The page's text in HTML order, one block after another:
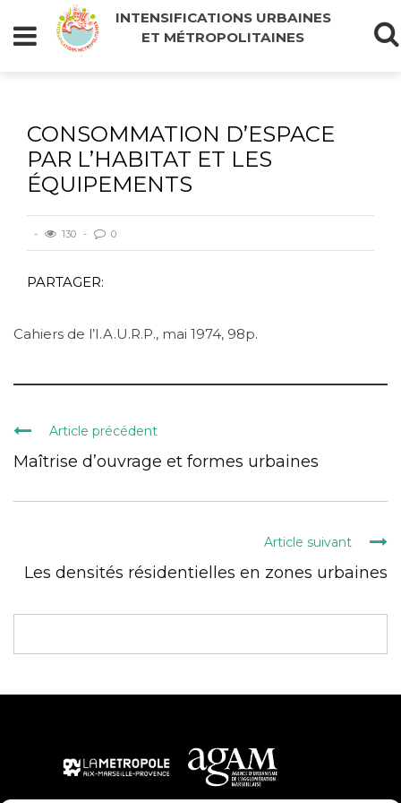
INTENSIFICATIONS URBAINES
ET MÉTROPOLITAINES
CONSOMMATION D’ESPACE
PAR L’HABITAT ET LES
ÉQUIPEMENTS
130 0
PARTAGER:
Cahiers de l’I.A.U.R.P., mai 1974, 98p.
Article précédent
Maîtrise d’ouvrage et formes urbaines
Article suivant
Les densités résidentielles en zones urbaines